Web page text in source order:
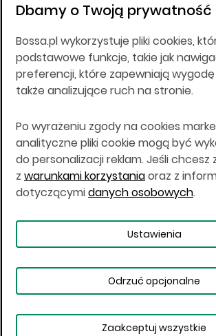
DM BOŚ działa na podstawie zezwolenia
Wszelkie informacje na niniejszej
informacje o produktach
kierowane do osób mających miejsce
zamieszkania lub pobytu w Stanach
Japonii, ani w dowolnej innej jurysdykcji,
taki materiał byłby sprzeczny z
których zgodne z prawem nabycie
inwestycyjnych nie jest możliwe lub w
jest możliwe złożenie oferty. Prawa
w danej jurysdykcji określają, czy jest
nabycie poszczególnych produktów
Copyright © 2026 BOŚ | BOSSA.PL
Warunki korzystania
Dane osobowe
Dbamy o Twoją prywatność
Bossa.pl wykorzystuje pliki cookies,
podstawowe funkcje, takie jak
preferencji, które zapewniają
także analizujące ruch na stronie.
Po wyrażeniu zgody na cookies
analityczne pliki cookie mogą być
do personalizacji reklam. Jeśli chcesz
z warunkami korzystaniaoraz z
dotyczącymidanych osobowych.
Ustawienia
Odrzuć opcjonalne
Zaakceptuj wszystkie